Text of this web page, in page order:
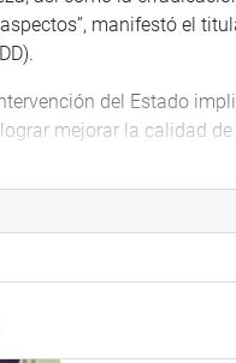
manifestó el
del Estado
mejorar la calidad